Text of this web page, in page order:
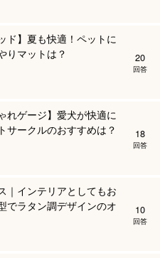
ド】夏も快適！ペットに
りマットは？
20
回答
れゲージ】愛犬が快適に
サークルのおすすめは？
18
回答
｜インテリアとしてもお
でラタン調デザインのオ
10
回答